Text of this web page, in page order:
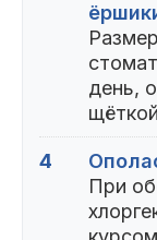
день,
4
При